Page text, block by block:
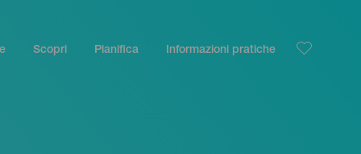
Scopri Pianifica Informazioni pratiche